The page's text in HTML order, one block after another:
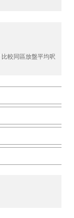
比較同區放盤平均呎